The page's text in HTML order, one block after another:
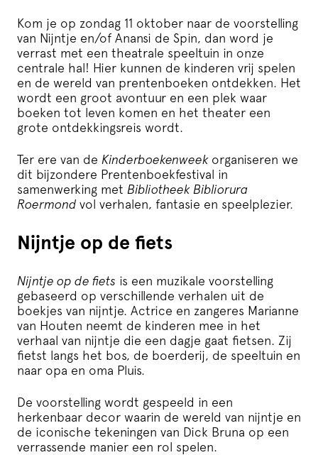
Kom je op zondag 11 oktober naar de voorstelling
van Nijntje en/of Anansi de Spin, dan word je
verrast met een theatrale speeltuin in onze
centrale hal! Hier kunnen de kinderen vrij spelen
en de wereld van prentenboeken ontdekken. Het
wordt een groot avontuur en een plek waar
boeken tot leven komen en het theater een
grote ontdekkingsreis wordt.
Ter ere van de Kinderboekenweek organiseren we
dit bijzondere Prentenboekfestival in
samenwerking met Bibliotheek Bibliorura
Roermond vol verhalen, fantasie en speelplezier.
Nijntje op de fiets
Nijntje op de fiets is een muzikale voorstelling
gebaseerd op verschillende verhalen uit de
boekjes van nijntje. Actrice en zangeres Marianne
van Houten neemt de kinderen mee in het
verhaal van nijntje die een dagje gaat fietsen. Zij
fietst langs het bos, de boerderij, de speeltuin en
naar opa en oma Pluis.
De voorstelling wordt gespeeld in een
herkenbaar decor waarin de wereld van nijntje en
de iconische tekeningen van Dick Bruna op een
verrassende manier een rol spelen.